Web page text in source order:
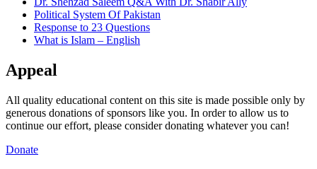
Political System Of Pakistan
Response to 23 Questions
What is Islam – English
Appeal
All quality educational content on this site is made possible only by
generous donations of sponsors like you. In order to allow us to
continue our effort, please consider donating whatever you can!
Donate